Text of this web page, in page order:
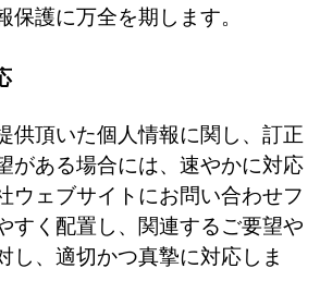
保護に万全を期します。
供頂いた個人情報に関し、訂正
がある場合には、速やかに対応
ウェブサイトにお問い合わせフ
すく配置し、関連するご要望や
し、適切かつ真摯に対応しま